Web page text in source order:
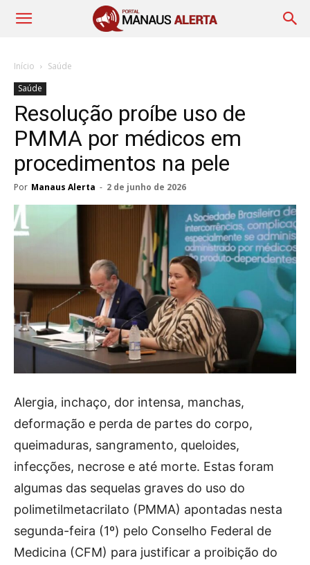
Início
Saúde
Saúde
Resolução proíbe uso de
PMMA por médicos em
procedimentos na pele
Por Manaus Alerta - 2 de junho de 2026
Alergia, inchaço, dor intensa, manchas,
deformação e perda de partes do corpo,
queimaduras, sangramento, queloides,
infecções, necrose e até morte. Estas foram
algumas das sequelas graves do uso do
polimetilmetacrilato (PMMA) apontadas nesta
segunda-feira (1º) pelo Conselho Federal de
Medicina (CFM) para justificar a proibição do